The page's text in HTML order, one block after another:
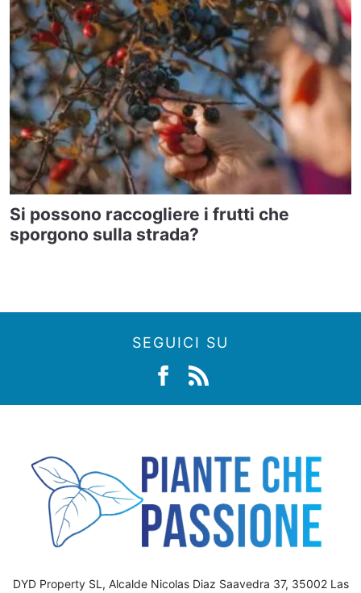
Si possono raccogliere i frutti che
sporgono sulla strada?
SEGUICI SU
DYD Property SL, Alcalde Nicolas Diaz Saavedra 37, 35002 Las